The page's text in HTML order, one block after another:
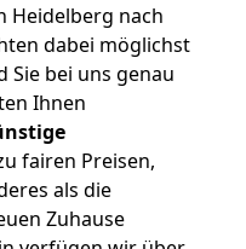
Heidelberg nach
dabei möglichst
Sie bei uns genau
Ihnen
fairen Preisen,
als die
Zuhause